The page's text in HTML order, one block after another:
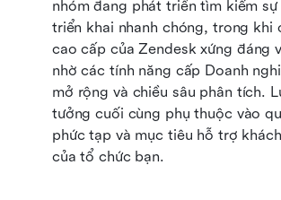
nhóm đang phát triển tìm kiếm sự
triển khai nhanh chóng, trong khi
cao cấp của Zendesk xứng đáng
nhờ các tính năng cấp Doanh
mở rộng và chiều sâu phân tích.
tưởng cuối cùng phụ thuộc vào
phức tạp và mục tiêu hỗ trợ
của tổ chức bạn.